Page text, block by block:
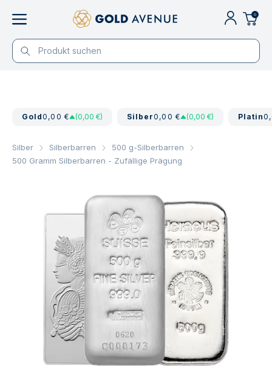
0
Gold0,00 € (0,00 €) Silber0,00 € (0,00 €) Platin
Silber Silberbarren
500 g-Silberbarren
500 Gramm Silberbarren - Zufällige Prägung